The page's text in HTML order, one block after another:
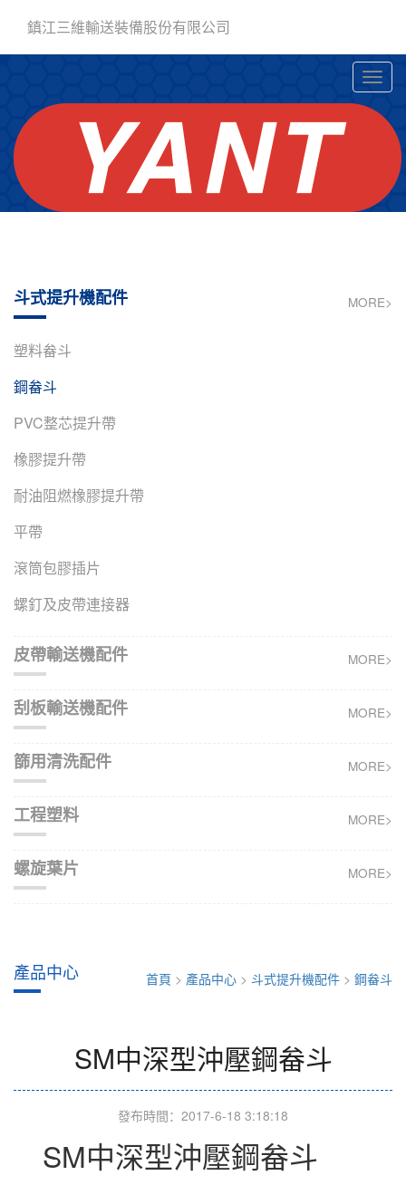
鎮江三維輸送裝備股份有限公司
MORE>
斗式提升機配件
塑料畚斗
鋼畚斗
PVC整芯提升帶
橡膠提升帶
耐油阻燃橡膠提升帶
平帶
滾筒包膠插片
螺釘及皮帶連接器
MORE>
皮帶輸送機配件
MORE>
刮板輸送機配件
MORE>
篩用清洗配件
MORE>
工程塑料
MORE>
螺旋葉片
首頁 > 產品中心 > 斗式提升機配件 > 鋼畚斗
產品中心
SM中深型沖壓鋼畚斗
發布時間：2017-6-18 3:18:18
SM中深型沖壓鋼畚斗